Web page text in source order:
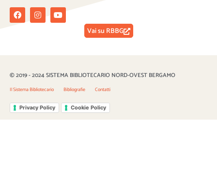
FacebookInstagramYoutube
Vai su RBBG
© 2019 - 2024 SISTEMA BIBLIOTECARIO NORD-OVEST BERGAMO
Il Sistema Bibliotecario Bibliografie Contatti
Privacy Policy Cookie Policy